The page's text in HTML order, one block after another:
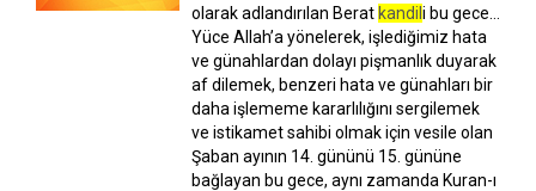
olarak adlandırılan Berat kandil i bu gece…
Yüce Allah’a yönelerek, işlediğimiz hata
ve günahlardan dolayı pişmanlık duyarak
af dilemek, benzeri hata ve günahları bir
daha işlememe kararlılığını sergilemek
ve istikamet sahibi olmak için vesile olan
Şaban ayının 14. gününü 15. gününe
bağlayan bu gece, aynı zamanda Kuran-ı